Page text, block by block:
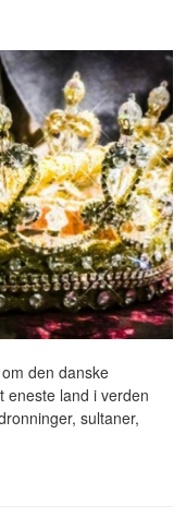
den danske
land i verden
sultaner,